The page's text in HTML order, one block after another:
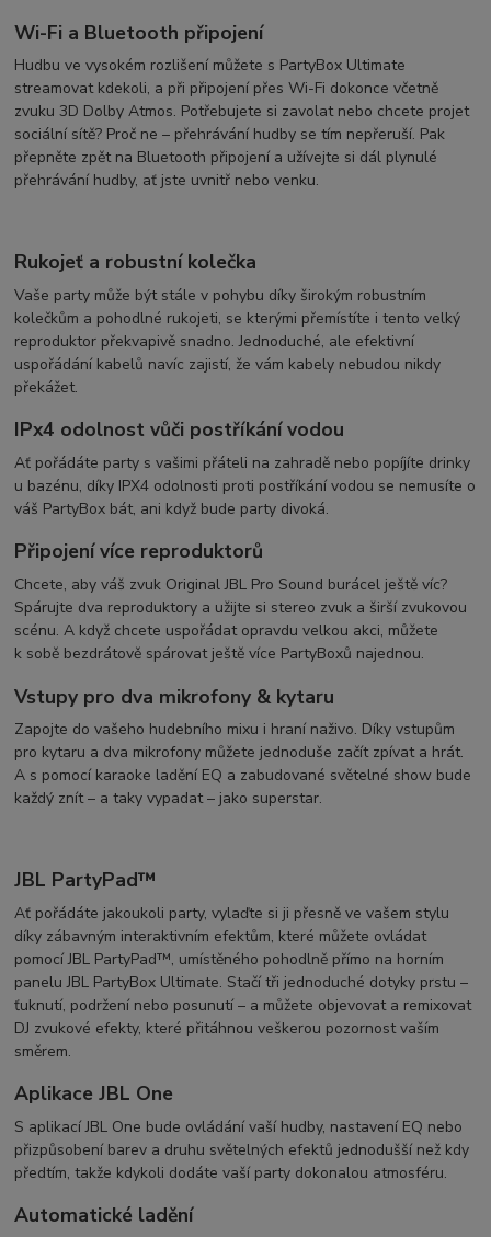
Wi-Fi a Bluetooth připojení
Hudbu ve vysokém rozlišení můžete s PartyBox Ultimate
streamovat kdekoli, a při připojení přes Wi-Fi dokonce včetně
zvuku 3D Dolby Atmos. Potřebujete si zavolat nebo chcete projet
sociální sítě? Proč ne – přehrávání hudby se tím nepřeruší. Pak
přepněte zpět na Bluetooth připojení a užívejte si dál plynulé
přehrávání hudby, ať jste uvnitř nebo venku.
Rukojeť a robustní kolečka
Vaše party může být stále v pohybu díky širokým robustním
kolečkům a pohodlné rukojeti, se kterými přemístíte i tento velký
reproduktor překvapivě snadno. Jednoduché, ale efektivní
uspořádání kabelů navíc zajistí, že vám kabely nebudou nikdy
překážet.
IPx4 odolnost vůči postříkání vodou
Ať pořádáte party s vašimi přáteli na zahradě nebo popíjíte drinky
u bazénu, díky IPX4 odolnosti proti postříkání vodou se nemusíte o
váš PartyBox bát, ani když bude party divoká.
Připojení více reproduktorů
Chcete, aby váš zvuk Original JBL Pro Sound burácel ještě víc?
Spárujte dva reproduktory a užijte si stereo zvuk a širší zvukovou
scénu. A když chcete uspořádat opravdu velkou akci, můžete
k sobě bezdrátově spárovat ještě více PartyBoxů najednou.
Vstupy pro dva mikrofony & kytaru
Zapojte do vašeho hudebního mixu i hraní naživo. Díky vstupům
pro kytaru a dva mikrofony můžete jednoduše začít zpívat a hrát.
A s pomocí karaoke ladění EQ a zabudované světelné show bude
každý znít – a taky vypadat – jako superstar.
JBL PartyPad™
Ať pořádáte jakoukoli party, vylaďte si ji přesně ve vašem stylu
díky zábavným interaktivním efektům, které můžete ovládat
pomocí JBL PartyPad™, umístěného pohodlně přímo na horním
panelu JBL PartyBox Ultimate. Stačí tři jednoduché dotyky prstu –
ťuknutí, podržení nebo posunutí – a můžete objevovat a remixovat
DJ zvukové efekty, které přitáhnou veškerou pozornost vaším
směrem.
Aplikace JBL One
S aplikací JBL One bude ovládání vaší hudby, nastavení EQ nebo
přizpůsobení barev a druhu světelných efektů jednodušší než kdy
předtím, takže kdykoli dodáte vaší party dokonalou atmosféru.
Automatické ladění